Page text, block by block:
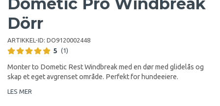
Dörr
ARTIKKEL-ID: DO9120002448
5 (1)
Monter to Dometic Rest Windbreak med en dør med glidelås og
skap et eget avgrenset område. Perfekt for hundeeiere.
LES MER